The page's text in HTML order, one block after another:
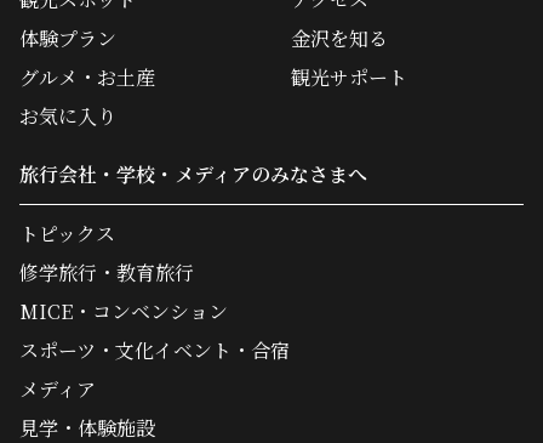
体験プラン
グルメ・お土産
金沢を知る
観光サポート
お気に入り
旅行会社・学校・メディアのみなさまへ
トピックス
修学旅行・教育旅行
MICE・コンベンション
スポーツ・文化イベント・合宿
メディア
見学・体験施設